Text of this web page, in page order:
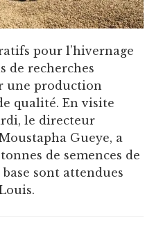
pour l’hivernage
de recherches
une production
qualité. En visite
le directeur
Gueye, a
de semences de
sont attendues